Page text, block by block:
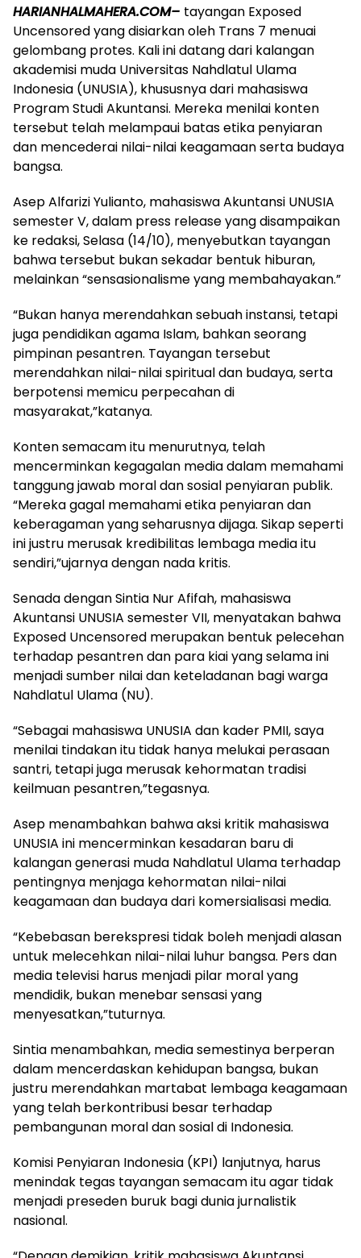
HARIANHALMAHERA.COM– tayangan Exposed
Uncensored yang disiarkan oleh Trans 7 menuai
gelombang protes. Kali ini datang dari kalangan
akademisi muda Universitas Nahdlatul Ulama
Indonesia (UNUSIA), khususnya dari mahasiswa
Program Studi Akuntansi. Mereka menilai konten
tersebut telah melampaui batas etika penyiaran
dan mencederai nilai-nilai keagamaan serta budaya
bangsa.
Asep Alfarizi Yulianto, mahasiswa Akuntansi UNUSIA
semester V, dalam press release yang disampaikan
ke redaksi, Selasa (14/10), menyebutkan tayangan
bahwa tersebut bukan sekadar bentuk hiburan,
melainkan “sensasionalisme yang membahayakan.”
“Bukan hanya merendahkan sebuah instansi, tetapi
juga pendidikan agama Islam, bahkan seorang
pimpinan pesantren. Tayangan tersebut
merendahkan nilai-nilai spiritual dan budaya, serta
berpotensi memicu perpecahan di
masyarakat,”katanya.
Konten semacam itu menurutnya, telah
mencerminkan kegagalan media dalam memahami
tanggung jawab moral dan sosial penyiaran publik.
“Mereka gagal memahami etika penyiaran dan
keberagaman yang seharusnya dijaga. Sikap seperti
ini justru merusak kredibilitas lembaga media itu
sendiri,”ujarnya dengan nada kritis.
Senada dengan Sintia Nur Afifah, mahasiswa
Akuntansi UNUSIA semester VII, menyatakan bahwa
Exposed Uncensored merupakan bentuk pelecehan
terhadap pesantren dan para kiai yang selama ini
menjadi sumber nilai dan keteladanan bagi warga
Nahdlatul Ulama (NU).
“Sebagai mahasiswa UNUSIA dan kader PMII, saya
menilai tindakan itu tidak hanya melukai perasaan
santri, tetapi juga merusak kehormatan tradisi
keilmuan pesantren,”tegasnya.
Asep menambahkan bahwa aksi kritik mahasiswa
UNUSIA ini mencerminkan kesadaran baru di
kalangan generasi muda Nahdlatul Ulama terhadap
pentingnya menjaga kehormatan nilai-nilai
keagamaan dan budaya dari komersialisasi media.
“Kebebasan berekspresi tidak boleh menjadi alasan
untuk melecehkan nilai-nilai luhur bangsa. Pers dan
media televisi harus menjadi pilar moral yang
mendidik, bukan menebar sensasi yang
menyesatkan,”tuturnya.
Sintia menambahkan, media semestinya berperan
dalam mencerdaskan kehidupan bangsa, bukan
justru merendahkan martabat lembaga keagamaan
yang telah berkontribusi besar terhadap
pembangunan moral dan sosial di Indonesia.
Komisi Penyiaran Indonesia (KPI) lanjutnya, harus
menindak tegas tayangan semacam itu agar tidak
menjadi preseden buruk bagi dunia jurnalistik
nasional.